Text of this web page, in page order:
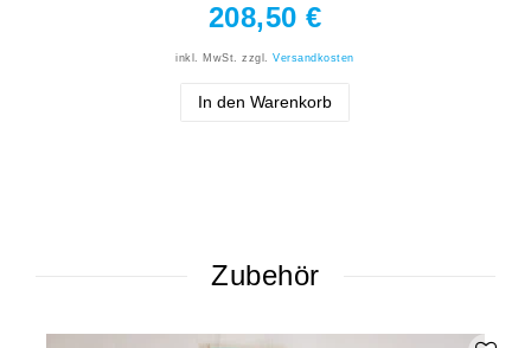
208,50 €
inkl. MwSt. zzgl.Versandkosten
In den Warenkorb
Zubehör